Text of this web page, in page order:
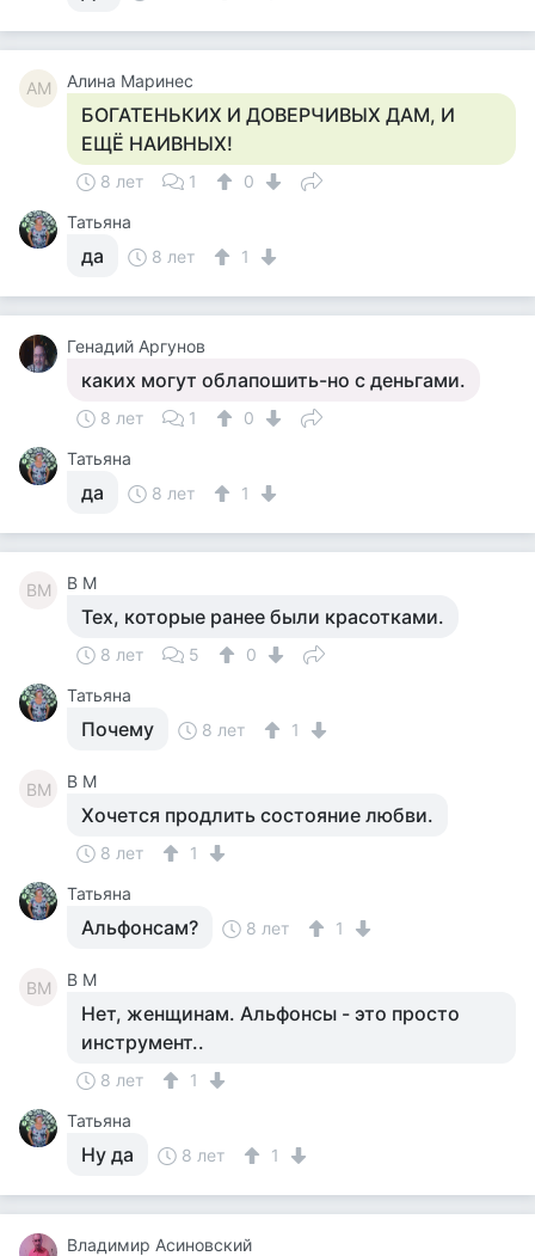
АМ Алина Маринес
БОГАТЕНЬКИХ И ДОВЕРЧИВЫХ ДАМ, И
ЕЩЁ НАИВНЫХ!
8 лет 1
0
Татьяна
да 8 лет 1
Генадий Аргунов
каких могут облапошить-но с деньгами.
8 лет 1
0
Татьяна
да 8 лет 1
ВМ В М
Тех, которые ранее были красотками.
8 лет 5
0
Татьяна
Почему 8 лет 1
ВМ В М
Хочется продлить состояние любви.
8 лет
1
Татьяна
Альфонсам? 8 лет 1
ВМ В М
Нет, женщинам. Альфонсы - это просто
инструмент..
8 лет
1
Татьяна
Ну да 8 лет 1
Владимир Асиновский